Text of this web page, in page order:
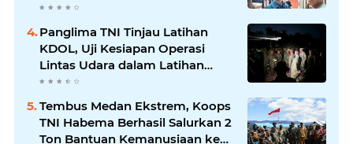
Panglima TNI Tinjau Latihan
KDOL, Uji Kesiapan Operasi
Lintas Udara dalam Latihan
Terintegrasi TNI 2026
Tembus Medan Ekstrem, Koops
TNI Habema Berhasil Salurkan 2
Ton Bantuan Kemanusiaan ke